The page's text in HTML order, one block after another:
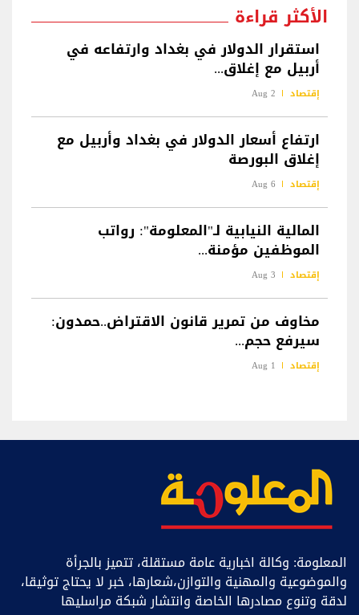
الأكثر قراءة
استقرار الدولار في بغداد وارتفاعه في
أربيل مع إغلاق...
إقتصاد 2 Aug
ارتفاع أسعار الدولار في بغداد وأربيل مع
إغلاق البورصة
إقتصاد 6 Aug
المالية النيابية لـ"المعلومة": رواتب
الموظفين مؤمنة...
إقتصاد 3 Aug
مخاوف من تمرير قانون الاقتراض..حمدون:
سيرفع حجم...
إقتصاد 1 Aug
المعلومة: وكالة اخبارية عامة مستقلة، تتميز بالجرأة
والموضوعية والمهنية والتوازن،شعارها، خبر ﻻ يحتاج توثيقا،
لدقة وتنوع مصادرها الخاصة وانتشار شبكة مراسليها